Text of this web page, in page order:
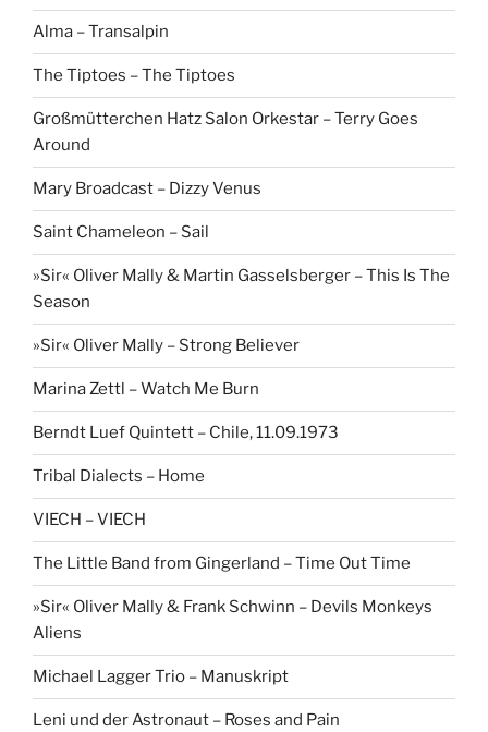
Alma – Transalpin
The Tiptoes – The Tiptoes
Großmütterchen Hatz Salon Orkestar – Terry Goes
Around
Mary Broadcast – Dizzy Venus
Saint Chameleon – Sail
»Sir« Oliver Mally & Martin Gasselsberger – This Is The
Season
»Sir« Oliver Mally – Strong Believer
Marina Zettl – Watch Me Burn
Berndt Luef Quintett – Chile, 11.09.1973
Tribal Dialects – Home
VIECH – VIECH
The Little Band from Gingerland – Time Out Time
»Sir« Oliver Mally & Frank Schwinn – Devils Monkeys
Aliens
Michael Lagger Trio – Manuskript
Leni und der Astronaut – Roses and Pain